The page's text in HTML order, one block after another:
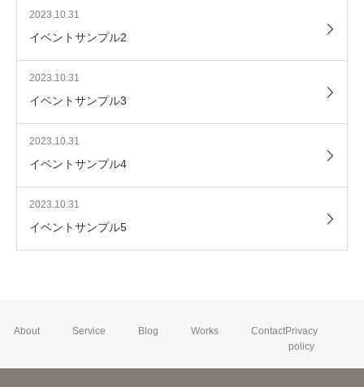
2023.10.31
イベントサンプル2
2023.10.31
イベントサンプル3
2023.10.31
イベントサンプル4
2023.10.31
イベントサンプル5
About Service Blog Works ContactPrivacy
policy